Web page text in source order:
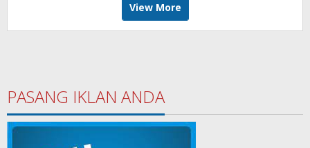
View More
PASANG IKLAN ANDA